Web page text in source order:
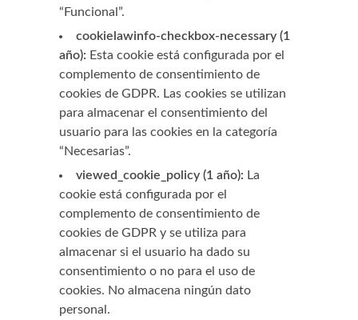
“Funcional”.
cookielawinfo-checkbox-necessary (1
año): Esta cookie está configurada por el
complemento de consentimiento de
cookies de GDPR. Las cookies se utilizan
para almacenar el consentimiento del
usuario para las cookies en la categoría
“Necesarias”.
viewed_cookie_policy (1 año): La
cookie está configurada por el
complemento de consentimiento de
cookies de GDPR y se utiliza para
almacenar si el usuario ha dado su
consentimiento o no para el uso de
cookies. No almacena ningún dato
personal.